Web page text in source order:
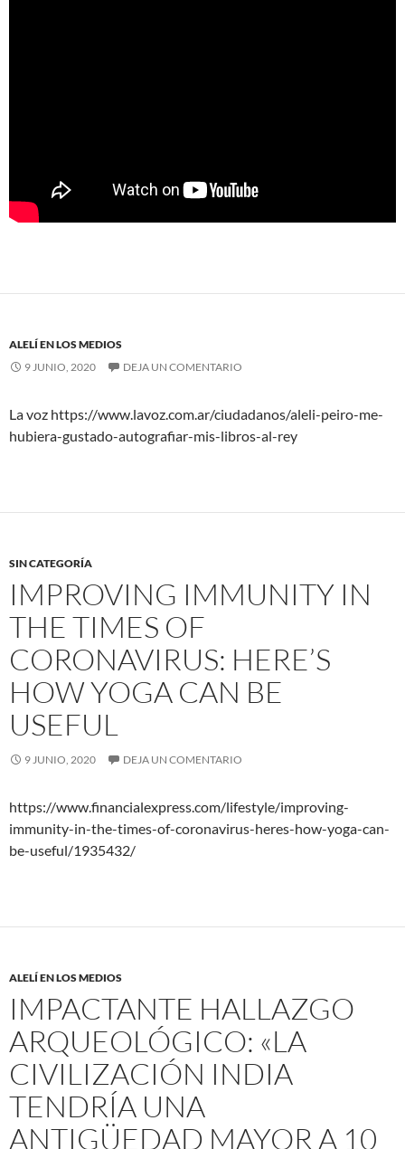
ALELÍ EN LOS MEDIOS
9 JUNIO, 2020
DEJA UN COMENTARIO
La voz https://www.lavoz.com.ar/ciudadanos/aleli-peiro-me-
hubiera-gustado-autografiar-mis-libros-al-rey
SIN CATEGORÍA
IMPROVING IMMUNITY IN
THE TIMES OF
CORONAVIRUS: HERE’S
HOW YOGA CAN BE
USEFUL
9 JUNIO, 2020 DEJA UN COMENTARIO
https://www.financialexpress.com/lifestyle/improving-
immunity-in-the-times-of-coronavirus-heres-how-yoga-can-
be-useful/1935432/
ALELÍ EN LOS MEDIOS
IMPACTANTE HALLAZGO
ARQUEOLÓGICO: «LA
CIVILIZACIÓN INDIA
TENDRÍA UNA
ANTIGÜEDAD MAYOR A 10